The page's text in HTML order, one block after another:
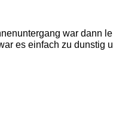
war dann
es einfach zu dunstig